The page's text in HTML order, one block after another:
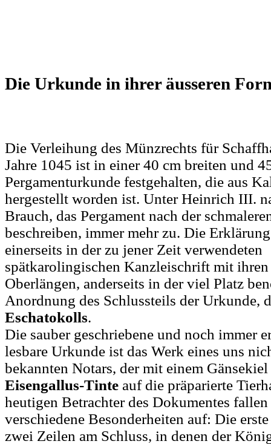
Die Urkunde in ihrer äusseren
Die Verleihung des Münzrechts für
Jahre 1045 ist in einer 40 cm breiten und
Pergamenturkunde festgehalten, die aus
hergestellt worden ist. Unter Heinrich III.
Brauch, das Pergament nach der
beschreiben, immer mehr zu. Die
einerseits in der zu jener Zeit verwendeten
spätkarolingischen Kanzleischrift mit ihren
Oberlängen, anderseits in der viel Platz
Anordnung des Schlussteils der Urkunde,
Eschatokolls.
Die sauber geschriebene und noch immer
lesbare Urkunde ist das Werk eines uns
bekannten Notars, der mit einem
Eisengallus-Tinte auf die präparierte
heutigen Betrachter des Dokumentes
verschiedene Besonderheiten auf: Die
zwei Zeilen am Schluss, in denen der